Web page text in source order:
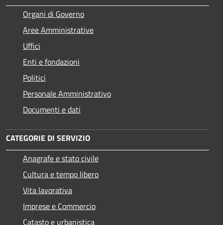
Organi di Governo
Aree Amministrative
Uffici
Enti e fondazioni
Politici
Personale Amministrativo
Documenti e dati
CATEGORIE DI SERVIZIO
Anagrafe e stato civile
Cultura e tempo libero
Vita lavorativa
Imprese e Commercio
Catasto e urbanistica